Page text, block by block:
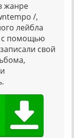
жанре
/,
лейбла
с помощью
свой